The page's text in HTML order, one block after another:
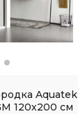
Aquatek
120х200 см